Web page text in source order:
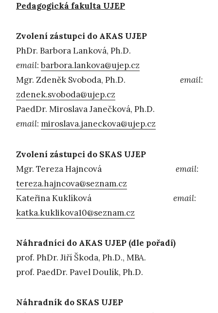
Pedagogická fakulta UJEP
Zvolení zástupci do AKAS UJEP
PhDr. Barbora Lanková, Ph.D.
email:barbora.lankova@ujep.cz
Mgr. Zdeněk Svoboda, Ph.D. email:
zdenek.svoboda@ujep.cz
PaedDr. Miroslava Janečková, Ph.D.
email: miroslava.janeckova@ujep.cz
Zvolení zástupci do SKAS UJEP
Mgr. Tereza Hajncová email:
tereza.hajncova@seznam.cz
Kateřina Kuklíková email:
katka.kuklikova10@seznam.cz
Náhradníci do AKAS UJEP (dle pořadí)
prof. PhDr. Jiří Škoda, Ph.D., MBA.
prof. PaedDr. Pavel Doulík, Ph.D.
Náhradník do SKAS UJEP